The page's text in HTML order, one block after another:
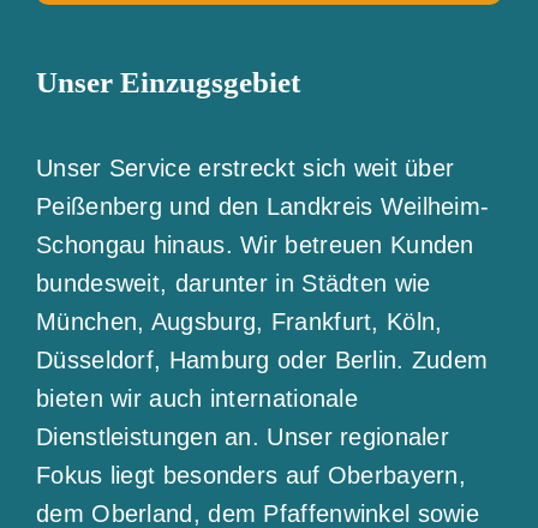
Unser Einzugsgebiet
Unser Service erstreckt sich weit über
Peißenberg und den Landkreis Weilheim-
Schongau hinaus. Wir betreuen Kunden
bundesweit, darunter in Städten wie
München, Augsburg, Frankfurt, Köln,
Düsseldorf, Hamburg oder Berlin. Zudem
bieten wir auch internationale
Dienstleistungen an. Unser regionaler
Fokus liegt besonders auf Oberbayern,
dem Oberland, dem Pfaffenwinkel sowie